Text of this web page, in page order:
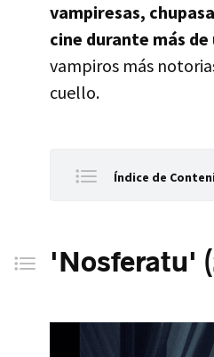
vampiresas,
cine durante más de
vampiros más
cuello.
Índice de
'Una chica
'Sólo los
'Déjame
'Nosferatu'